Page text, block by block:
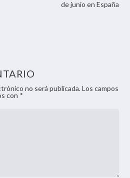
de junio en España
no será publicada. Los campos
con *